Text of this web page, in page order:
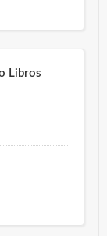
Libros